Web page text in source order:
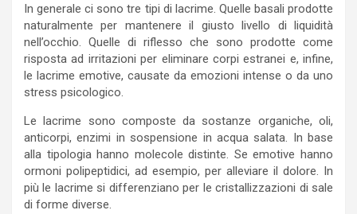
In generale ci sono tre tipi di lacrime. Quelle basali prodotte
naturalmente per mantenere il giusto livello di liquidità
nell’occhio. Quelle di riflesso che sono prodotte come
risposta ad irritazioni per eliminare corpi estranei e, infine,
le lacrime emotive, causate da emozioni intense o da uno
stress psicologico.
Le lacrime sono composte da sostanze organiche, oli,
anticorpi, enzimi in sospensione in acqua salata. In base
alla tipologia hanno molecole distinte. Se emotive hanno
ormoni polipeptidici, ad esempio, per alleviare il dolore. In
più le lacrime si differenziano per le cristallizzazioni di sale
di forme diverse.